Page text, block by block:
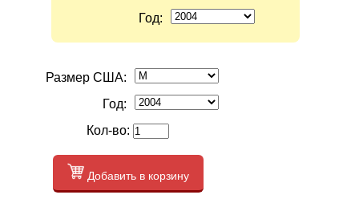
Год:
Размер США:
Год:
Кол-во:
Добавить в корзину